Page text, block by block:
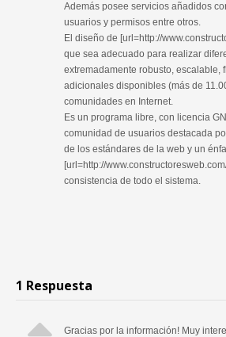
Además posee servicios añadidos
usuarios y permisos entre otros.
El diseño de [url=http://
que sea adecuado para realizar
extremadamente robusto,
adicionales disponibles (más de
comunidades en Internet.
Es un programa libre, con licencia
comunidad de usuarios destacada
de los estándares de la web y un
[url=http://
consistencia de todo el sistema.
1 Respuesta
Gracias por la información! Muy